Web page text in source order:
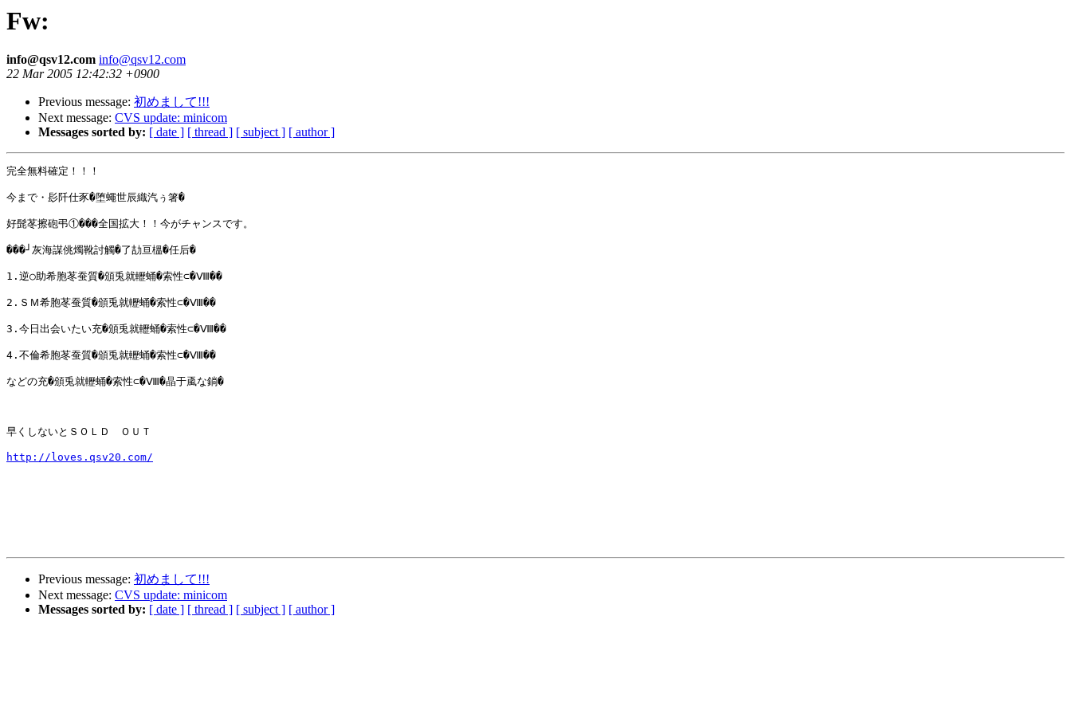
Fw:
info@qsv12.com info@qsv12.com
22 Mar 2005 12:42:32 +0900
Previous message: 初めまして!!!
Next message: CVS update: minicom
Messages sorted by: [ date ] [ thread ] [ subject ] [ author ]
完全無料確定！！！
今まで・髟阡仕豕�堕蠅世辰織汽ぅ箸�
好髭苳擦砲弔①���全国拡大！！今がチャンスです。
���┘灰海謀佻燭靴討觸�了劼亘榲�任后�
1.逆○助希胞苳蚕質�頒兎就轣蛹�索性⊂�Ⅷ��
2.ＳＭ希胞苳蚕質�頒兎就轣蛹�索性⊂�Ⅷ��
3.今日出会いたい充�頒兎就轣蛹�索性⊂�Ⅷ��
4.不倫希胞苳蚕質�頒兎就轣蛹�索性⊂�Ⅷ��
などの充�頒兎就轣蛹�索性⊂�Ⅷ�晶于颪な鋿�
早くしないとＳＯＬＤ　ＯＵＴ
http://loves.qsv20.com/
Previous message: 初めまして!!!
Next message: CVS update: minicom
Messages sorted by: [ date ] [ thread ] [ subject ] [ author ]